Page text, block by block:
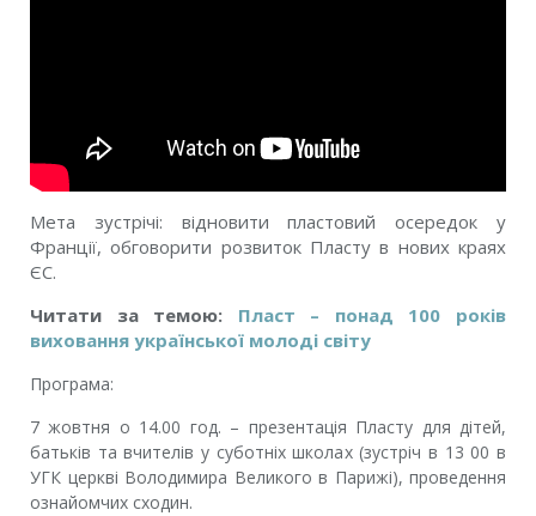
Мета зустрічі: відновити пластовий осередок у
Франції, обговорити розвиток Пласту в нових краях
ЄС.
Читати за темою: Пласт – понад 100 років
виховання української молоді світу
Програма:
7 жовтня о 14.00 год. – презентація Пласту для дітей,
батьків та вчителів у суботніх школах (зустріч в 13 00 в
УГК церкві Володимира Великого в Парижі), проведення
ознайомчих сходин.